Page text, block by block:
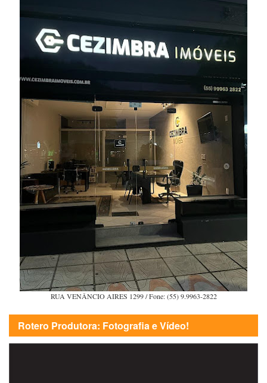
RUA VENÂNCIO AIRES 1299 / Fone: (55) 9.9963-2822
Rotero Produtora: Fotografia e Vídeo!